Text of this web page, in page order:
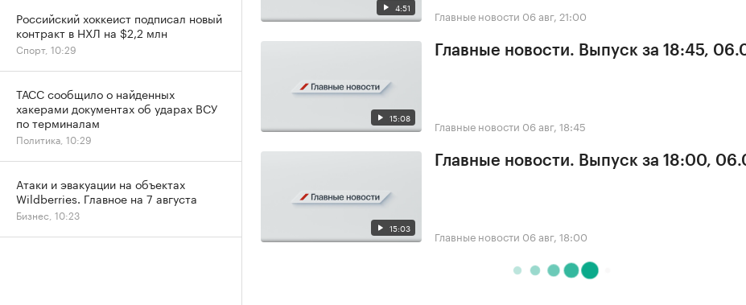
4:51 Главные новости 06 авг, 21:00
15:08
Главные новости. Выпуск за 18:45,
Главные новости 06 авг, 18:45
15:03
Главные новости. Выпуск за 18:00,
Главные новости 06 авг, 18:00
Российский хоккеист подписал новый
контракт в НХЛ на $2,2 млн
Спорт, 10:29
ТАСС сообщило о найденных
хакерами документах об ударах ВСУ
по терминалам
Политика, 10:29
Атаки и эвакуации на объектах
Wildberries. Главное на 7 августа
Бизнес, 10:23